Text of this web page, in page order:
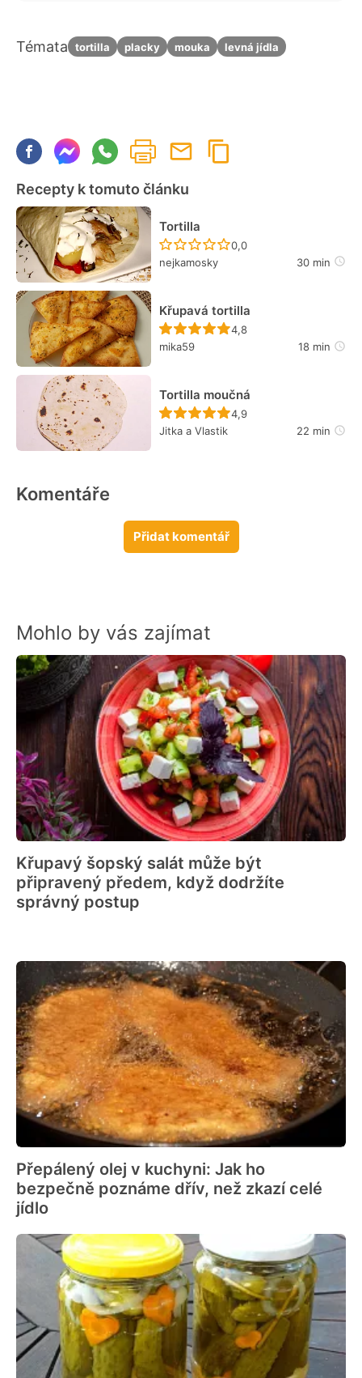
Témata tortilla placky mouka levná jídla
Recepty k tomuto článku
Tortilla
Recept ještě nebyl
0,0
nejkamosky
30 min
Křupavá tortilla
Recept ještě nebyl
4,8
mika59
18 min
Tortilla moučná
Recept ještě nebyl
4,9
Jitka a Vlastik
22 min
Komentáře
Přidat komentář
Mohlo by vás zajímat
Křupavý šopský salát může být
připravený předem, když dodržíte
správný postup
Přepálený olej v kuchyni: Jak ho
bezpečně poznáme dřív, než zkazí celé
jídlo